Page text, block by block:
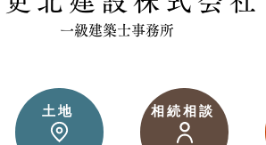
​一級建築士事務所
​土地 ​相続相談